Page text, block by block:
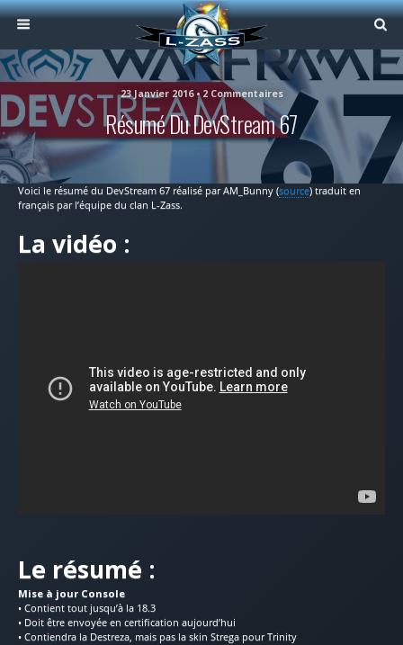
23 Janvier 2016 • 2 Commentaires
Résumé Du DevStream 67
Voici le résumé du DevStream 67 réalisé par AM_Bunny (source) traduit en
français par l’équipe du clan L-Zass.
La vidéo :
Le résumé :
Mise à jour Console
• Contient tout jusqu’à la 18.3
• Doit être envoyée en certification aujourd’hui
• Contiendra la Destreza, mais pas la skin Strega pour Trinity